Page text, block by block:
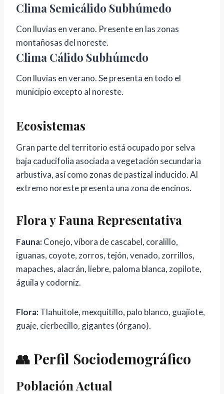
Clima Semicálido Subhúmedo
Con lluvias en verano. Presente en las zonas
montañosas del noreste.
Clima Cálido Subhúmedo
Con lluvias en verano. Se presenta en todo el
municipio excepto al noreste.
Ecosistemas
Gran parte del territorio está ocupado por selva
baja caducifolia asociada a vegetación secundaria
arbustiva, así como zonas de pastizal inducido. Al
extremo noreste presenta una zona de encinos.
Flora y Fauna Representativa
Fauna:Conejo, víbora de cascabel, coralillo,
iguanas, coyote, zorros, tejón, venado, zorrillos,
mapaches, alacrán, liebre, paloma blanca, zopilote,
águila y codorniz.
Flora:Tlahuitole, mexquitillo, palo blanco, guajiote,
guaje, cierbecillo, gigantes (órgano).
👥 Perfil Sociodemográfico
Población Actual